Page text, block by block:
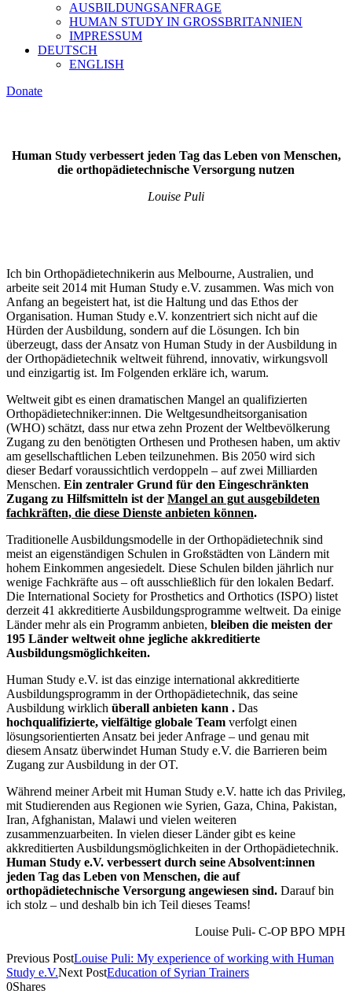
AUSBILDUNGSANFRAGE
HUMAN STUDY IN GROSSBRITANNIEN
IMPRESSUM
DEUTSCH
ENGLISH
Donate
Human Study verbessert jeden Tag das Leben von Menschen,
die orthopädietechnische Versorgung nutzen
Louise Puli
Ich bin Orthopädietechnikerin aus Melbourne, Australien, und
arbeite seit 2014 mit Human Study e.V. zusammen. Was mich von
Anfang an begeistert hat, ist die Haltung und das Ethos der
Organisation. Human Study e.V. konzentriert sich nicht auf die
Hürden der Ausbildung, sondern auf die Lösungen. Ich bin
überzeugt, dass der Ansatz von Human Study in der Ausbildung in
der Orthopädietechnik weltweit führend, innovativ, wirkungsvoll
und einzigartig ist. Im Folgenden erkläre ich, warum.
Weltweit gibt es einen dramatischen Mangel an qualifizierten
Orthopädietechniker:innen. Die Weltgesundheitsorganisation
(WHO) schätzt, dass nur etwa zehn Prozent der Weltbevölkerung
Zugang zu den benötigten Orthesen und Prothesen haben, um aktiv
am gesellschaftlichen Leben teilzunehmen. Bis 2050 wird sich
dieser Bedarf voraussichtlich verdoppeln – auf zwei Milliarden
Menschen. Ein zentraler Grund für den Eingeschränkten
Zugang zu Hilfsmitteln ist der Mangel an gut ausgebildeten
fachkräften, die diese Dienste anbieten können.
Traditionelle Ausbildungsmodelle in der Orthopädietechnik sind
meist an eigenständigen Schulen in Großstädten von Ländern mit
hohem Einkommen angesiedelt. Diese Schulen bilden jährlich nur
wenige Fachkräfte aus – oft ausschließlich für den lokalen Bedarf.
Die International Society for Prosthetics and Orthotics (ISPO) listet
derzeit 41 akkreditierte Ausbildungsprogramme weltweit. Da einige
Länder mehr als ein Programm anbieten, bleiben die meisten der
195 Länder weltweit ohne jegliche akkreditierte
Ausbildungsmöglichkeiten.
Human Study e.V. ist das einzige international akkreditierte
Ausbildungsprogramm in der Orthopädietechnik, das seine
Ausbildung wirklich überall anbieten kann . Das
hochqualifizierte, vielfältige globale Team verfolgt einen
lösungsorientierten Ansatz bei jeder Anfrage – und genau mit
diesem Ansatz überwindet Human Study e.V. die Barrieren beim
Zugang zur Ausbildung in der OT.
Während meiner Arbeit mit Human Study e.V. hatte ich das Privileg,
mit Studierenden aus Regionen wie Syrien, Gaza, China, Pakistan,
Iran, Afghanistan, Malawi und vielen weiteren
zusammenzuarbeiten. In vielen dieser Länder gibt es keine
akkreditierten Ausbildungsmöglichkeiten in der Orthopädietechnik.
Human Study e.V. verbessert durch seine Absolvent:innen
jeden Tag das Leben von Menschen, die auf
orthopädietechnische Versorgung angewiesen sind. Darauf bin
ich stolz – und deshalb bin ich Teil dieses Teams!
Louise Puli- C-OP BPO MPH
Previous PostLouise Puli: My experience of working with Human
Study e.V.Next PostEducation of Syrian Trainers
0Shares